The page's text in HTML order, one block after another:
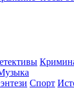
Спорт